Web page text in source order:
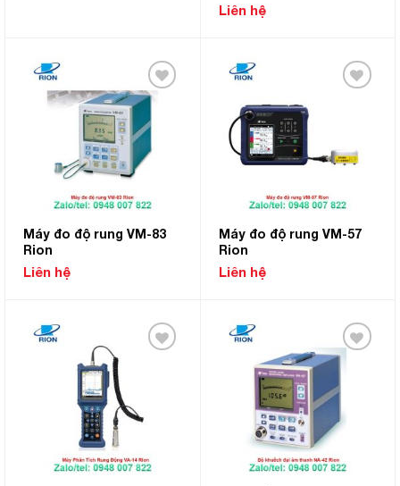
Liên hệ
Add to
Máy đo độ rung VM-83
Rion
Liên hệ
Máy đo độ rung VM-57
Rion
Liên hệ
Add to